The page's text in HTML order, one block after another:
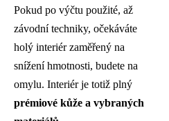
Pokud po výčtu použité, až
závodní techniky, očekáváte
holý interiér zaměřený na
snížení hmotnosti, budete na
omylu. Interiér je totiž plný
prémiové kůže a vybraných